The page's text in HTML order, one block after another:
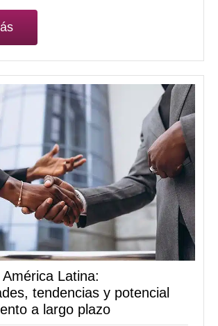
Latina:
tendencias y potencial
a largo plazo